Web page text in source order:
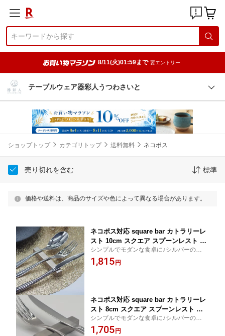
8/11(火)01:59まで 要エントリー
テーブルウェア器彩人うつわさいと
ショップトップ カテゴリトップ 送料無料 ネコポス
売り切れを含む 標準
価格や送料は、商品のサイズや色によって異なる場合があります。
ネコポス対応 square bar カトラリーレ
スト 10cm スクエア スプーンレスト ナ
イフレスト フォークレスト シンプル ス
タイリッシュ 銀 シルバー 18-8 ステンレ
シンプルでモダンな食卓に♪シルバーの角形
カトラリーレスト大
1,815 円
ネコポス対応 square bar カトラリーレ
スト 8cm スクエア スプーンレスト ナ
イフレスト フォークレスト シンプル ス
タイリッシュ 銀 シルバー 18-8 ステンレ
シンプルでモダンな食卓に♪シルバーの角形
カトラリーレスト小
1,705 円